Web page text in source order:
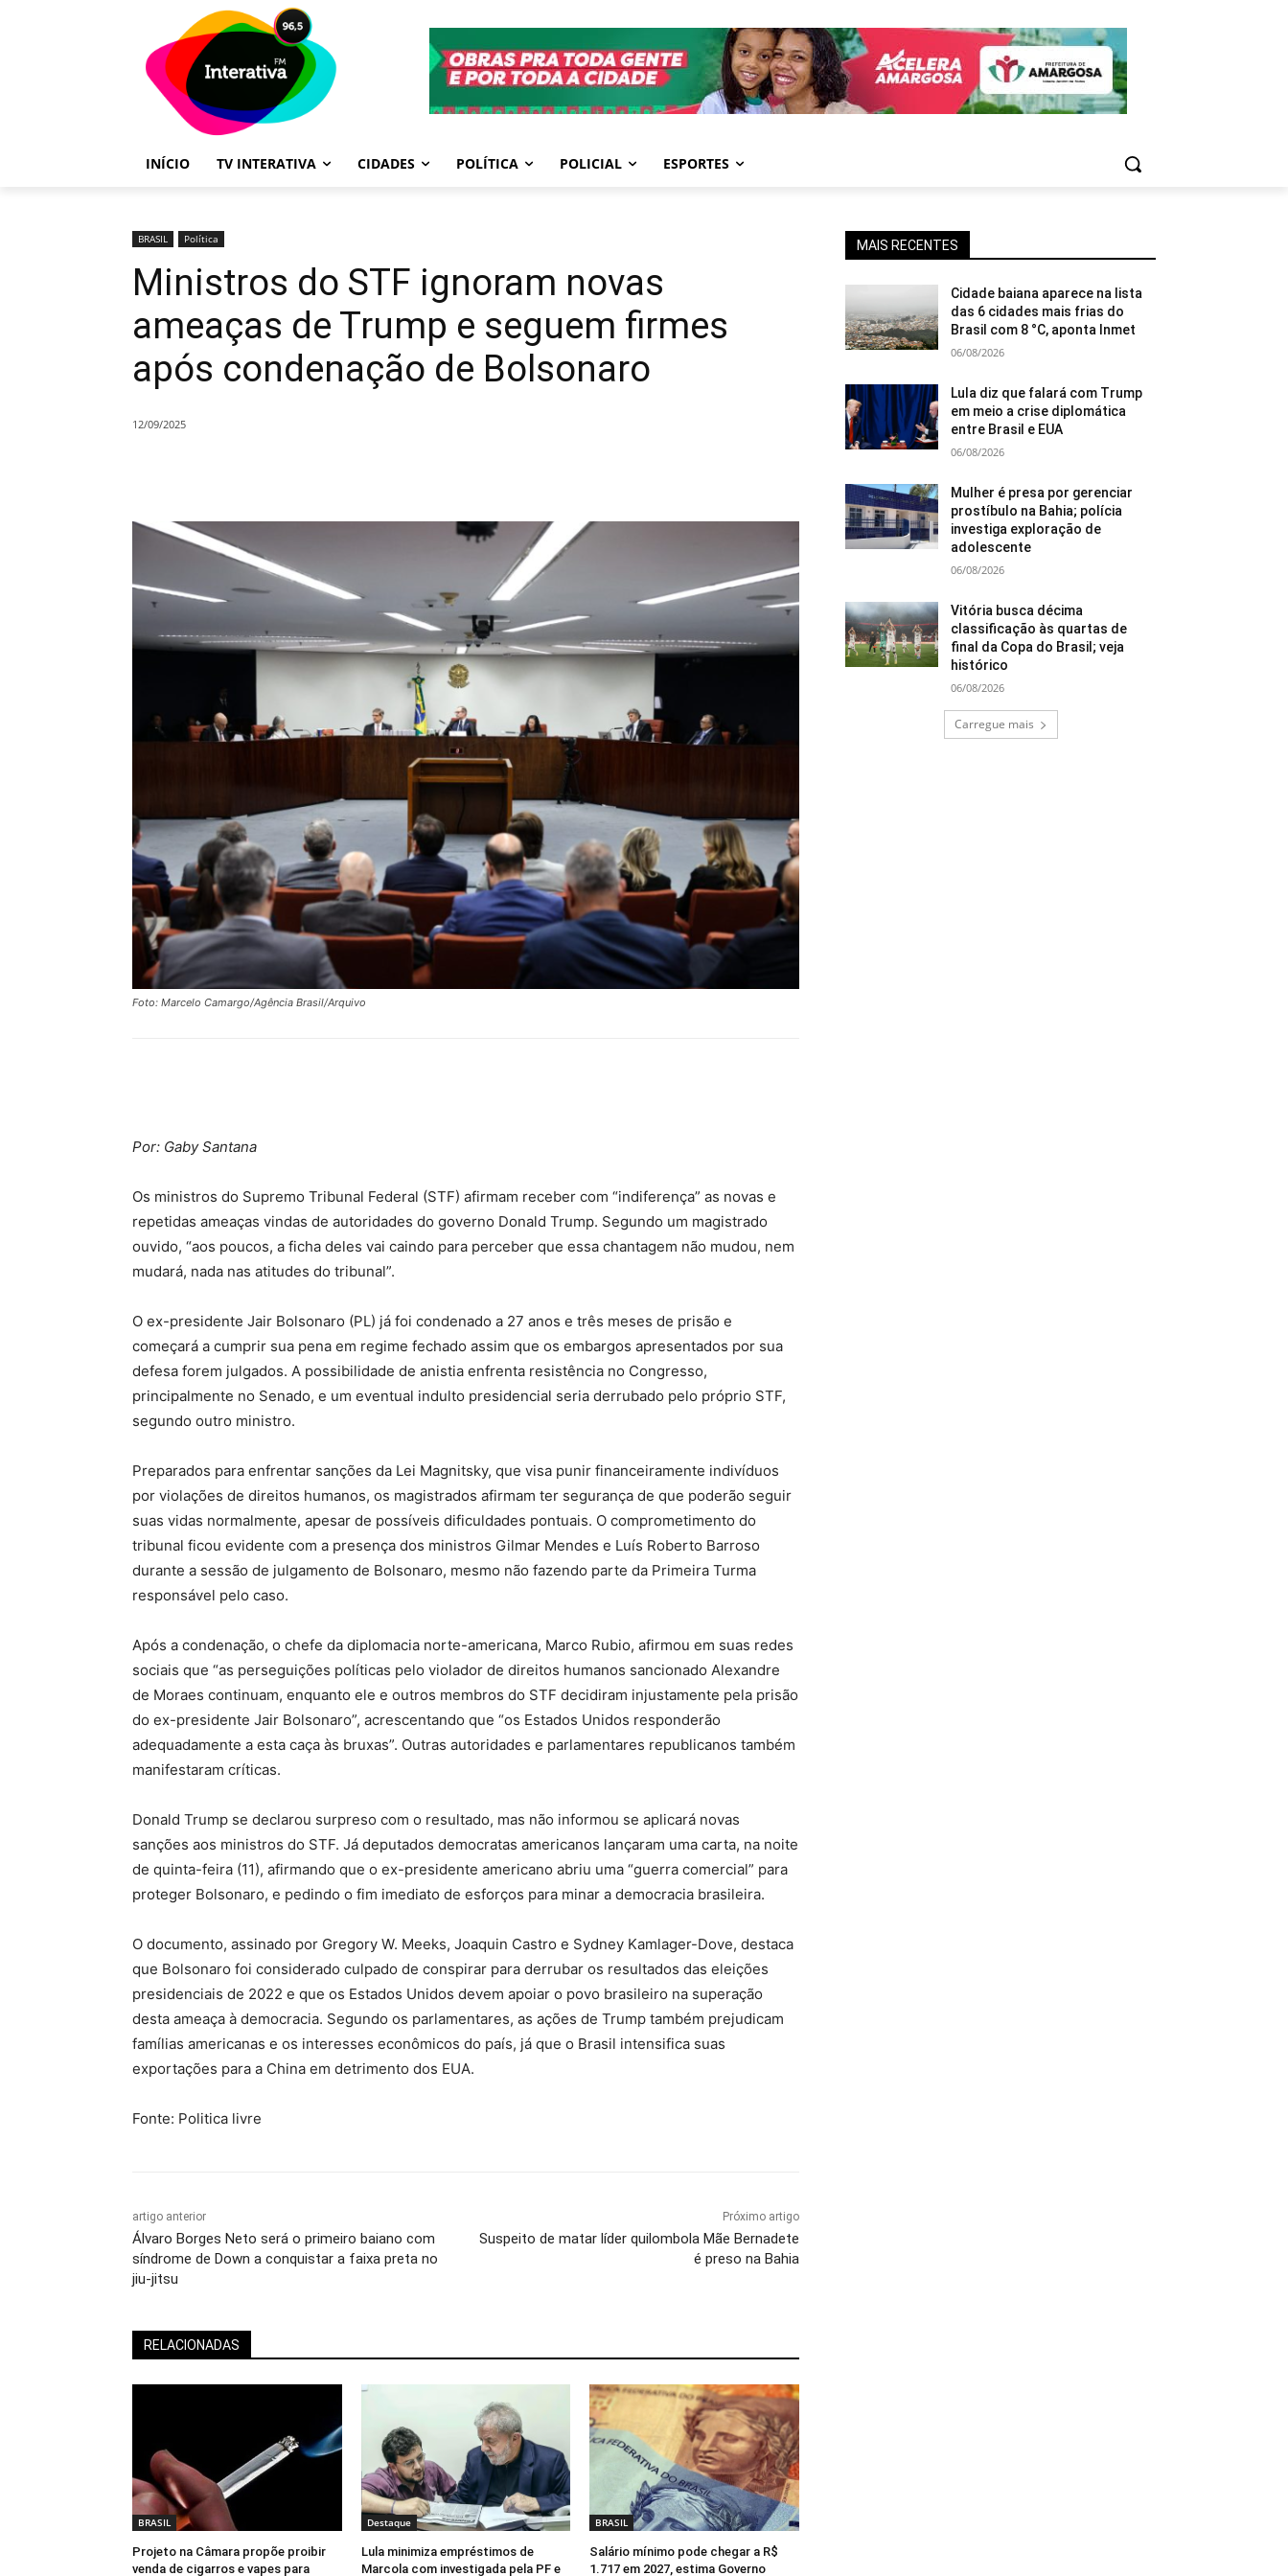
INÍCIO TV INTERATIVA CIDADES POLÍTICA POLICIAL ESPORTES
BRASIL Política
Ministros do STF ignoram novas
ameaças de Trump e seguem firmes
após condenação de Bolsonaro
12/09/2025
Foto: Marcelo Camargo/Agência Brasil/Arquivo
Por: Gaby Santana
Os ministros do Supremo Tribunal Federal (STF) afirmam receber com “indiferença” as novas e
repetidas ameaças vindas de autoridades do governo Donald Trump. Segundo um magistrado
ouvido, “aos poucos, a ficha deles vai caindo para perceber que essa chantagem não mudou, nem
mudará, nada nas atitudes do tribunal”.
O ex-presidente Jair Bolsonaro (PL) já foi condenado a 27 anos e três meses de prisão e
começará a cumprir sua pena em regime fechado assim que os embargos apresentados por sua
defesa forem julgados. A possibilidade de anistia enfrenta resistência no Congresso,
principalmente no Senado, e um eventual indulto presidencial seria derrubado pelo próprio STF,
segundo outro ministro.
Preparados para enfrentar sanções da Lei Magnitsky, que visa punir financeiramente indivíduos
por violações de direitos humanos, os magistrados afirmam ter segurança de que poderão seguir
suas vidas normalmente, apesar de possíveis dificuldades pontuais. O comprometimento do
tribunal ficou evidente com a presença dos ministros Gilmar Mendes e Luís Roberto Barroso
durante a sessão de julgamento de Bolsonaro, mesmo não fazendo parte da Primeira Turma
responsável pelo caso.
Após a condenação, o chefe da diplomacia norte-americana, Marco Rubio, afirmou em suas redes
sociais que “as perseguições políticas pelo violador de direitos humanos sancionado Alexandre
de Moraes continuam, enquanto ele e outros membros do STF decidiram injustamente pela prisão
do ex-presidente Jair Bolsonaro”, acrescentando que “os Estados Unidos responderão
adequadamente a esta caça às bruxas”. Outras autoridades e parlamentares republicanos também
manifestaram críticas.
Donald Trump se declarou surpreso com o resultado, mas não informou se aplicará novas
sanções aos ministros do STF. Já deputados democratas americanos lançaram uma carta, na noite
de quinta-feira (11), afirmando que o ex-presidente americano abriu uma “guerra comercial” para
proteger Bolsonaro, e pedindo o fim imediato de esforços para minar a democracia brasileira.
O documento, assinado por Gregory W. Meeks, Joaquin Castro e Sydney Kamlager-Dove, destaca
que Bolsonaro foi considerado culpado de conspirar para derrubar os resultados das eleições
presidenciais de 2022 e que os Estados Unidos devem apoiar o povo brasileiro na superação
desta ameaça à democracia. Segundo os parlamentares, as ações de Trump também prejudicam
famílias americanas e os interesses econômicos do país, já que o Brasil intensifica suas
exportações para a China em detrimento dos EUA.
Fonte: Politica livre
artigo anterior
Álvaro Borges Neto será o primeiro baiano com
síndrome de Down a conquistar a faixa preta no
jiu-jitsu
Próximo artigo
Suspeito de matar líder quilombola Mãe Bernadete
é preso na Bahia
RELACIONADAS
BRASIL
Projeto na Câmara propõe proibir
venda de cigarros e vapes para
Destaque
Lula minimiza empréstimos de
Marcola com investigada pela PF e
BRASIL
Salário mínimo pode chegar a R$
1.717 em 2027, estima Governo
MAIS RECENTES
Cidade baiana aparece na lista
das 6 cidades mais frias do
Brasil com 8 °C, aponta Inmet
06/08/2026
Lula diz que falará com Trump
em meio a crise diplomática
entre Brasil e EUA
06/08/2026
Mulher é presa por gerenciar
prostíbulo na Bahia; polícia
investiga exploração de
adolescente
06/08/2026
Vitória busca décima
classificação às quartas de
final da Copa do Brasil; veja
histórico
06/08/2026
Carregue mais